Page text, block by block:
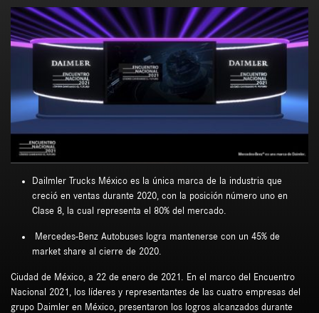
Dailmler Trucks México es la única marca de la industria que
creció en ventas durante 2020, con la posición número uno en
Clase 8, la cual representa el 80% del mercado.
Mercedes-Benz Autobuses logra mantenerse con un 45% de
market share al cierre de 2020.
Ciudad de México, a 22 de enero de 2021. En el marco del Encuentro
Nacional 2021, los líderes y representantes de las cuatro empresas del
grupo Daimler en México, presentaron los logros alcanzados durante